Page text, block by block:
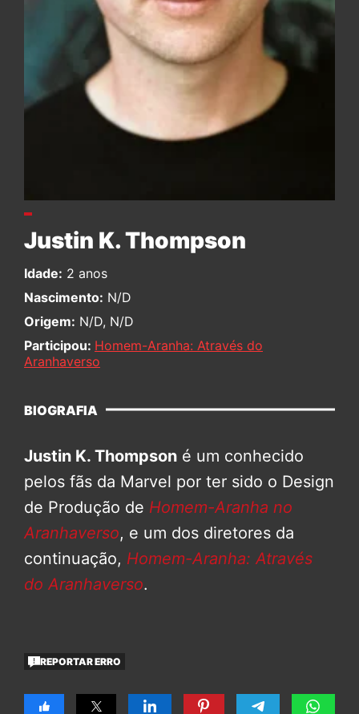
Justin K. Thompson
Idade: 2 anos
Nascimento: N/D
Origem: N/D, N/D
Participou: Homem-Aranha: Através do
Aranhaverso
BIOGRAFIA
Justin K. Thompson é um conhecido
pelos fãs da Marvel por ter sido o Design
de Produção de Homem-Aranha no
Aranhaverso, e um dos diretores da
continuação, Homem-Aranha: Através
do Aranhaverso.
REPORTAR ERRO